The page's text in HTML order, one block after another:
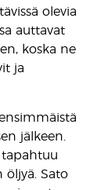
olevia
auttavat
koska ne
ja
jälkeen.
öljyä. Sato